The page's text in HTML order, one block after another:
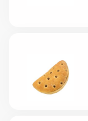
Aktualitātes
Kontakti